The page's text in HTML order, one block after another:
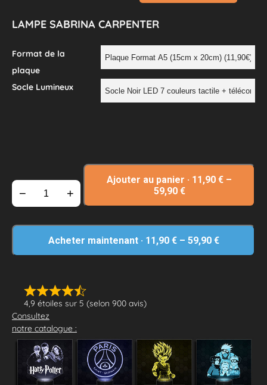
LAMPE SABRINA CARPENTER
4,9 étoiles sur 5 (selon 900 avis)
Consultez
notre catalogue :
Format de la
plaque
Socle Lumineux
− +
Ajouter au panier · 11,90 € –
59,90 €
Acheter maintenant · 11,90 €– 59,90 €